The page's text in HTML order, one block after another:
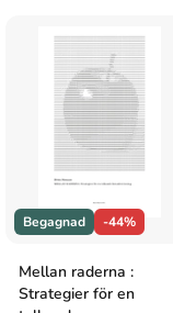
Begagnad -44%
Mellan raderna :
Strategier för en